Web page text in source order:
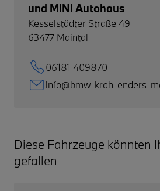
und MINI Autohaus
Kesselstädter Straße 49
63477 Maintal
06181 409870
info@bmw-krah-enders-
Diese Fahrzeuge könnten
gefallen